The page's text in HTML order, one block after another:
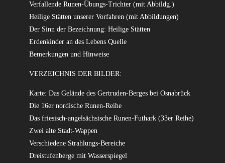
Verfallende Runen-Übungs-Trichter (mit Abbildg.)
Heilige Stätten unserer Vorfahren (mit Abbildungen)
Der Sinn der Bezeichnung: Heilige Stätten
Erdenkinder an des Lebens Quelle
Bemerkungen und Hinweise
VERZEICHNIS DER BILDER:
Karte: Das Gelände des Gertruden-Berges bei Osnabrück
Die 16er nordische Runen-Reihe
Das friesisch-angelsächsische Runen-Futhark (33er Reihe)
Zwei alte Stadt-Wappen
Verschiedene Strahlungs-Bereiche
Dreistufenberge mit Wasserspiegel